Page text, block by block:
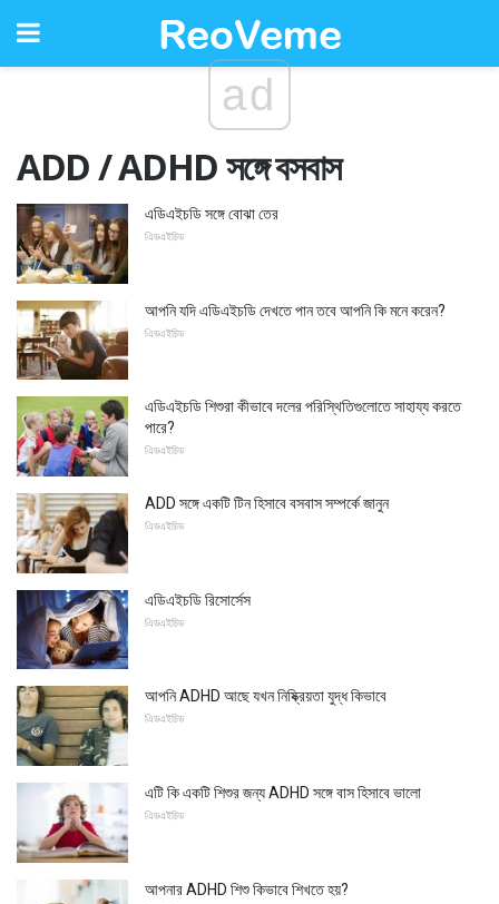
ad
ADD / ADHD সঙ্গে বসবাস
এডিএইচডি সঙ্গে বোঝা তের
এিডএইচিড
আপনি যদি এডিএইচডি দেখতে পান তবে আপনি কি মনে করেন?
এিডএইচিড
এডিএইচডি শিশুরা কীভাবে দলের পরিস্থিতিগুলোতে সাহায্য করতে
পারে?
এিডএইচিড
ADD সঙ্গে একটি টিন হিসাবে বসবাস সম্পর্কে জানুন
এিডএইচিড
এডিএইচডি রিসোর্সেস
এিডএইচিড
আপনি ADHD আছে যখন নিষ্ক্রিয়তা যুদ্ধ কিভাবে
এিডএইচিড
এটি কি একটি শিশুর জন্য ADHD সঙ্গে বাস হিসাবে ভালো
এিডএইচিড
আপনার ADHD শিশু কিভাবে শিখতে হয়?